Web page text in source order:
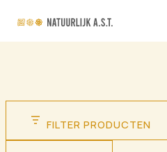
naar
FILTER PRODUCTEN